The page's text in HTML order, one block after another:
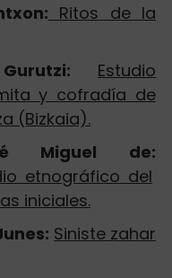
Ritos de la
Estudio
y cofradía de
(Bizkaia).
Miguel de:
etnográfico del
iniciales.
Siniste zahar